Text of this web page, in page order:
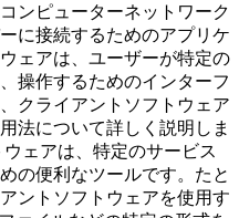
ンピューターネットワーク
に接続するためのアプリケ
ェアは、ユーザーが特定の
操作するためのインターフ
クライアントソフトウェア
法について詳しく説明しま
ェアは、特定のサービス
の便利なツールです。たと
ントソフトウェアを使用す